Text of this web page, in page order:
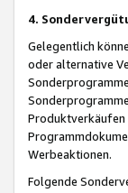
4.
Gelegentlich
oder alternative
Produktverkäufen
Werbeaktionen.
Folgende